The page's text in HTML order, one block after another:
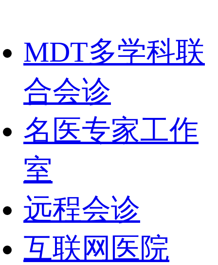
MDT多学科联
合会诊
名医专家工作
室
远程会诊
互联网医院